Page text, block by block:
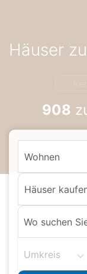
zur
Navigation
Häuser
908
Wohnen
Häuser
Umkreis